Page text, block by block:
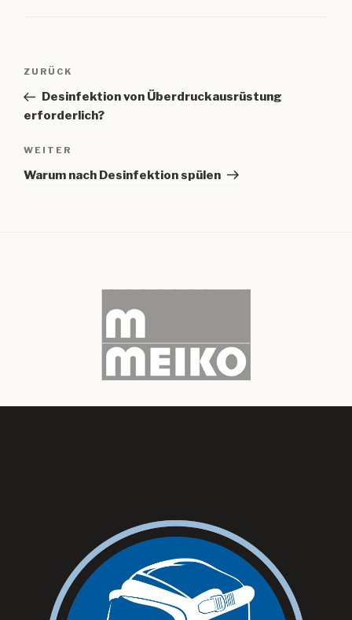
Beitragsnavigation
Vorheriger
Beitrag
ZURÜCK
Desinfektion von Überdruckausrüstung
erforderlich?
Nächster
Beitrag
WEITER
Warum nach Desinfektion spülen